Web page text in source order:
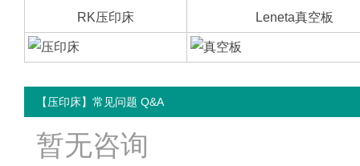
RK压印床 Leneta真空板
【压印床】常见问题 Q&A
暂无咨询